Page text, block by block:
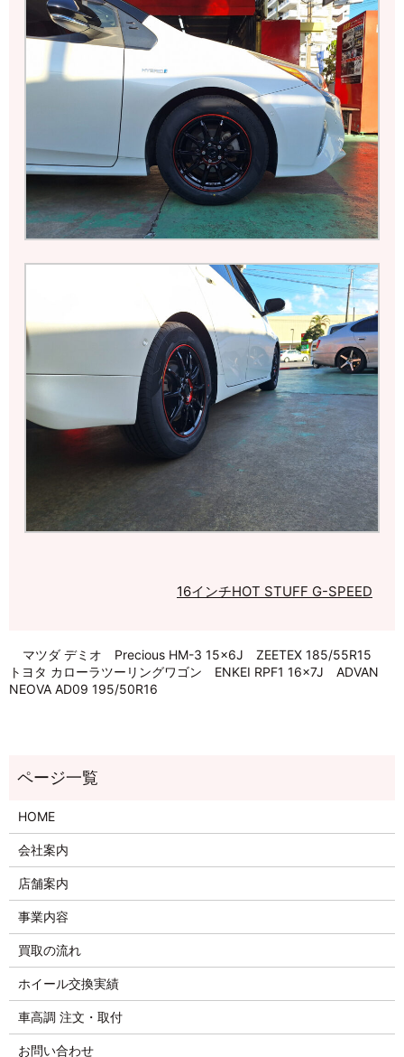
16インチHOT STUFF G-SPEED
マツダ デミオ Precious HM-3 15×6J ZEETEX 185/55R15
トヨタ カローラツーリングワゴン ENKEI RPF1 16×7J ADVAN
NEOVA AD09 195/50R16
HOME
会社案内
店舗案内
事業内容
買取の流れ
ホイール交換実績
車高調 注文・取付
お問い合わせ